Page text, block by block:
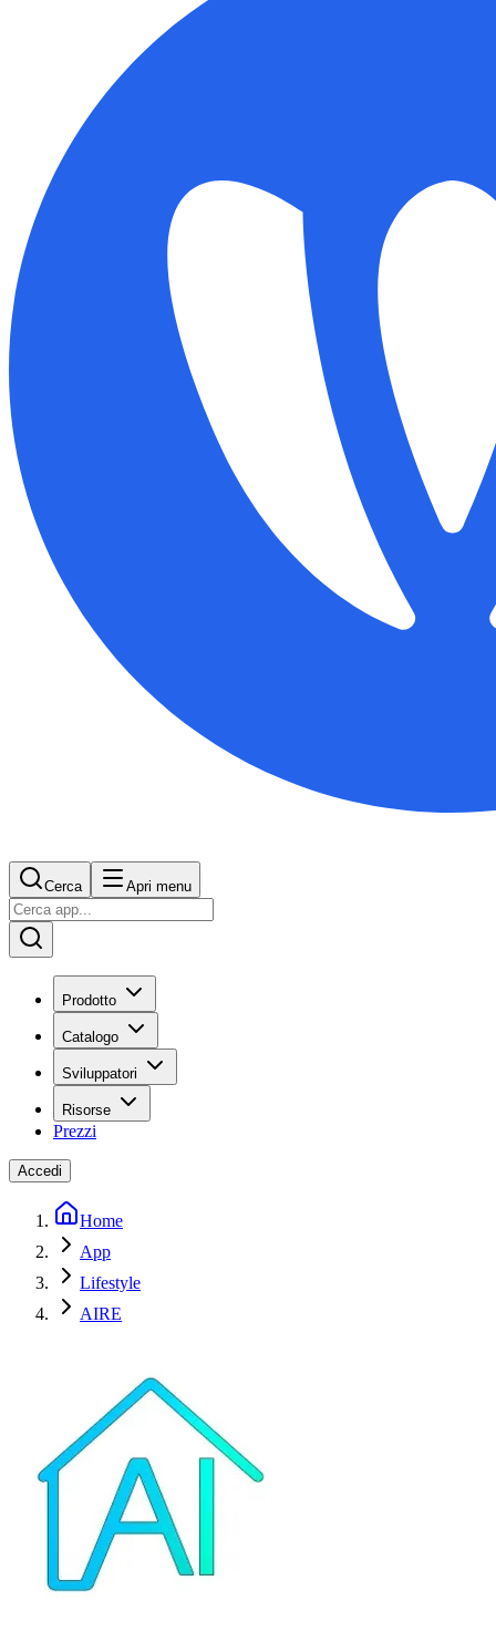
Cerca Apri menu
Prodotto
Catalogo
Sviluppatori
Risorse
Prezzi
Accedi
Home
App
Lifestyle
AIRE